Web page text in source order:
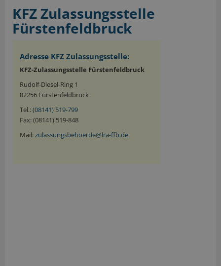
KFZ Zulassungsstelle
Fürstenfeldbruck
Adresse KFZ Zulassungsstelle:
KFZ-Zulassungsstelle Fürstenfeldbruck
Rudolf-Diesel-Ring 1
82256 Fürstenfeldbruck
Tel.:(08141) 519-799
Fax: (08141) 519-848
Mail:zulassungsbehoerde@lra-ffb.de